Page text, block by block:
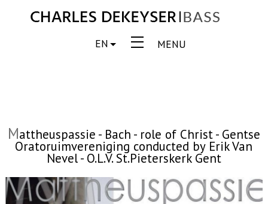
MENU
EN
Mattheuspassie - Bach - role of Christ - Gentse
Oratoruimvereniging conducted by Erik Van
Nevel - O.L.V. St.Pieterskerk Gent